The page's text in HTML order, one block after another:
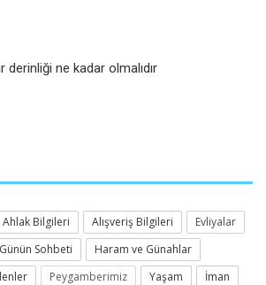
derinliği ne kadar olmalıdır
Ahlak Bilgileri Alışveriş Bilgileri
Evliyalar
Günün Sohbeti
Haram ve Günahlar
Peygamberimiz Yaşam İman